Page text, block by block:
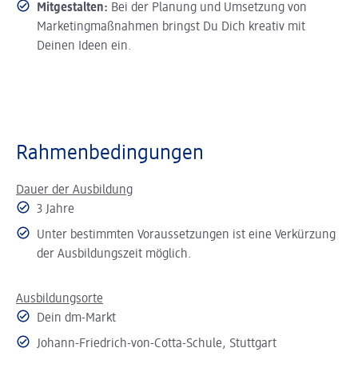
Mitgestalten: Bei der Planung und Umsetzung von
Marketingmaßnahmen bringst Du Dich kreativ mit
Deinen Ideen ein.
Rahmenbedingungen
Dauer der Ausbildung
3 Jahre
Unter bestimmten Voraussetzungen ist eine Verkürzung
der Ausbildungszeit möglich.
Ausbildungsorte
Dein dm-Markt
Johann-Friedrich-von-Cotta-Schule, Stuttgart